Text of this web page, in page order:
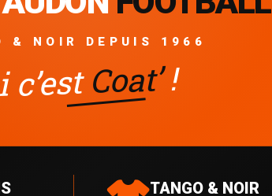
& NOIR DEPUIS 1966
c’estCoat’!
TANGO & NOIR